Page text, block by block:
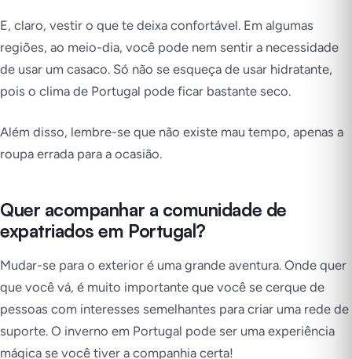
E, claro, vestir o que te deixa confortável. Em algumas
regiões, ao meio-dia, você pode nem sentir a necessidade
de usar um casaco. Só não se esqueça de usar hidratante,
pois o clima de Portugal pode ficar bastante seco.
Além disso, lembre-se que não existe mau tempo, apenas a
roupa errada para a ocasião.
Quer acompanhar a comunidade de
expatriados em Portugal?
Mudar-se para o exterior é uma grande aventura. Onde quer
que você vá, é muito importante que você se cerque de
pessoas com interesses semelhantes para criar uma rede de
suporte. O inverno em Portugal pode ser uma experiência
mágica se você tiver a companhia certa!